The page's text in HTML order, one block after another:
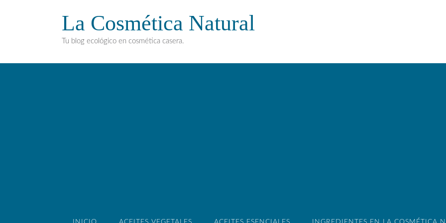
La Cosmética Natural
Tu blog ecológico en cosmética casera.